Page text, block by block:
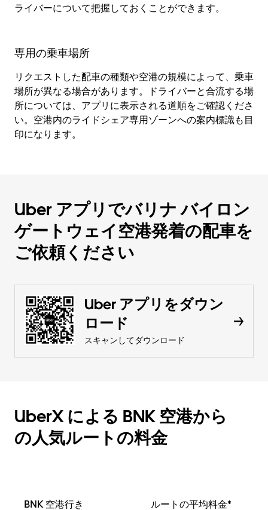
ライバーについて把握しておくことができます。
専用の乗車場所
リクエストした配車の種類や空港の規模によって、乗車
場所が異なる場合があります。ドライバーと合流する場
所については、アプリに表示される道順をご確認くださ
い。空港内のライドシェア専用ゾーンへの案内標識も目
印になります。
Uber アプリでバリナ バイロン
ゲートウェイ空港発着の配車を
ご依頼ください
Uber アプリをダウン
ロード
スキャンしてダウンロード
UberX による BNK 空港から
の人気ルートの料金
BNK 空港行き ルートの平均料金*